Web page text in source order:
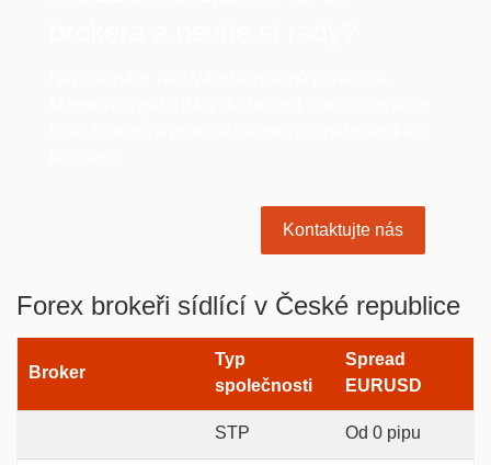
Kontaktujte nás
Forex brokeři sídlící v České republice
Broker
Typ
společnosti
Spread
EURUSD
STP Od 0 pipu